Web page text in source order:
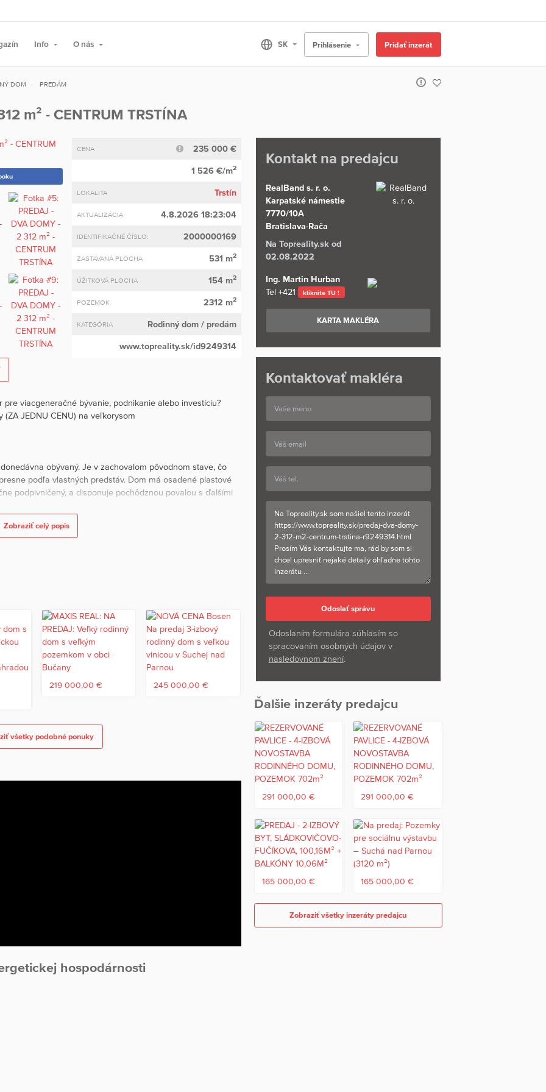
Info O nás Prihlásenie Pridať inzerát
DOM PREDÁM
m² - CENTRUM TRSTÍNA
CENA 235 000 €
1 526 €/m2
LOKALITA Trstín
AKTUALIZÁCIA 4.8.2026 18:23:04
IDENTIFIKAČNÉ ČÍSLO: 2000000169
ZASTAVANÁ PLOCHA 531 m2
ÚŽITKOVÁ PLOCHA 154 m2
POZEMOK 2312 m2
KATEGÓRIA Rodinný dom/ predám
www.topreality.sk/id9249314
viacgeneračné bývanie, podnikanie alebo investíciu?
JEDNU CENU) na veľkorysom
obývaný. Je v zachovalom pôvodnom stave, čo
podľa vlastných predstáv. Dom má osadené plastové
podpivničený, a disponuje pochôdznou povalou s ďalšími
ako skladový priestor, no s obrovským potenciálom na
dom, ateliér či sídlo firmy.
pochôdznu povalu.
400V.
pričom blízkosť Smoleníc a prírody robí z tejto adresy
Zobraziť celý popis
219 000,00 € 245 000,00 €
všetky podobné ponuky
hospodárnosti
Kontakt na predajcu
RealBand s. r. o.
Karpatské námestie
7770/10A
Bratislava-Rača
Na Topreality.sk od
02.08.2022
Ing. Martin Hurban
Tel+421 kliknite TU !
KARTA MAKLÉRA
Kontaktovať makléra
Odoslaním formulára súhlasím so
spracovaním osobných údajov v
nasledovnom znení.
Ďalšie inzeráty predajcu
291 000,00 € 291 000,00 €
165 000,00 € 165 000,00 €
Zobraziť všetky inzeráty predajcu